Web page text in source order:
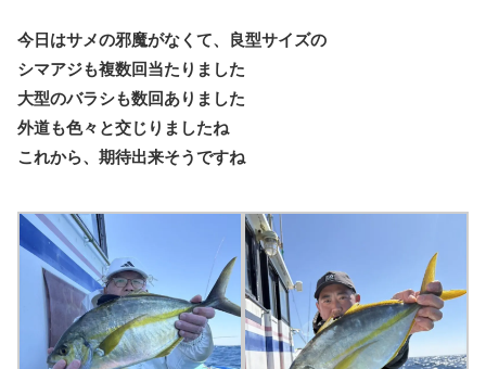
今日はサメの邪魔がなくて、良型サイズの
シマアジも複数回当たりました
大型のバラシも数回ありました
外道も色々と交じりましたね
これから、期待出来そうですね